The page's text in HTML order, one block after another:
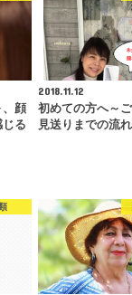
、顔
る
2018.11.12
初めての方へ～
見送りまでの流